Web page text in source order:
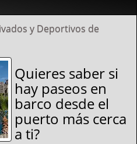
y Deportivos de
Quieres saber si
hay paseos en
barco desde el
puerto más cerca
a ti?